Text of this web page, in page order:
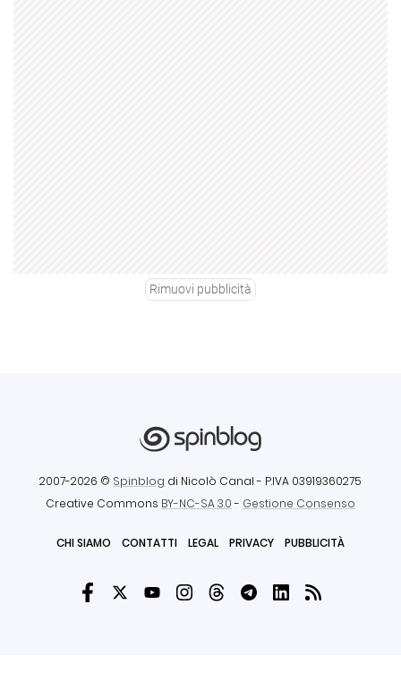
Rimuovi pubblicità
2007-2026 © Spinblog di Nicolò Canal - P.IVA 03919360275
Creative Commons BY-NC-SA 3.0- Gestione Consenso
CHI SIAMO CONTATTI LEGAL PRIVACY PUBBLICITÀ